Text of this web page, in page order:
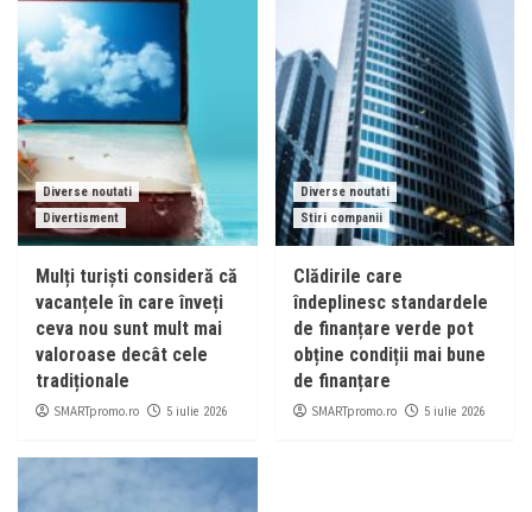
Diverse noutati
Divertisment
Mulți turiști consideră că
vacanțele în care înveți
ceva nou sunt mult mai
valoroase decât cele
tradiționale
SMARTpromo.ro 5 iulie 2026
Diverse noutati
Stiri companii
Clădirile care
îndeplinesc standardele
de finanțare verde pot
obține condiții mai bune
de finanțare
SMARTpromo.ro 5 iulie 2026